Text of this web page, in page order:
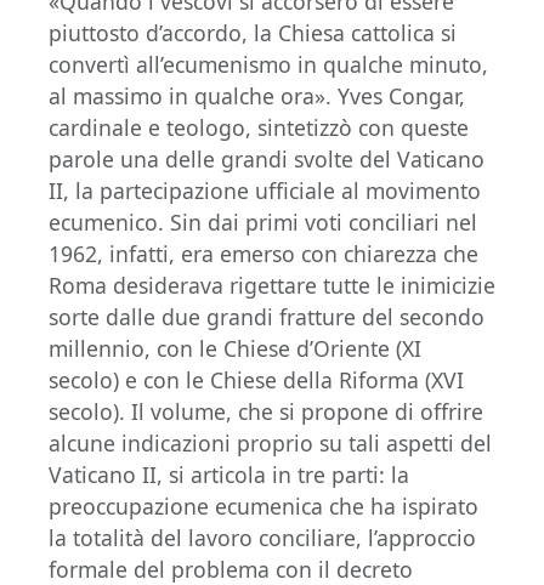
piuttosto d’accordo, la Chiesa cattolica si
convertì all’ecumenismo in qualche minuto,
al massimo in qualche ora». Yves Congar,
cardinale e teologo, sintetizzò con queste
parole una delle grandi svolte del Vaticano
II, la partecipazione ufficiale al movimento
ecumenico. Sin dai primi voti conciliari nel
1962, infatti, era emerso con chiarezza che
Roma desiderava rigettare tutte le inimicizie
sorte dalle due grandi fratture del secondo
millennio, con le Chiese d’Oriente (XI
secolo) e con le Chiese della Riforma (XVI
secolo). Il volume, che si propone di offrire
alcune indicazioni proprio su tali aspetti del
Vaticano II, si articola in tre parti: la
preoccupazione ecumenica che ha ispirato
la totalità del lavoro conciliare, l’approccio
formale del problema con il decreto